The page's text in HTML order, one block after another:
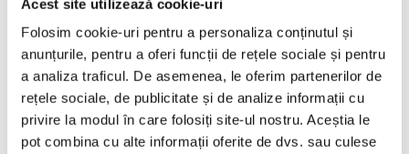
Acest site utilizează cookie-uri
Folosim cookie-uri pentru a personaliza conținutul și
anunțurile, pentru a oferi funcții de rețele sociale și pentru
a analiza traficul. De asemenea, le oferim partenerilor de
rețele sociale, de publicitate și de analize informații cu
privire la modul în care folosiți site-ul nostru. Aceștia le
pot combina cu alte informații oferite de dvs. sau culese
Categorii de Cursuri